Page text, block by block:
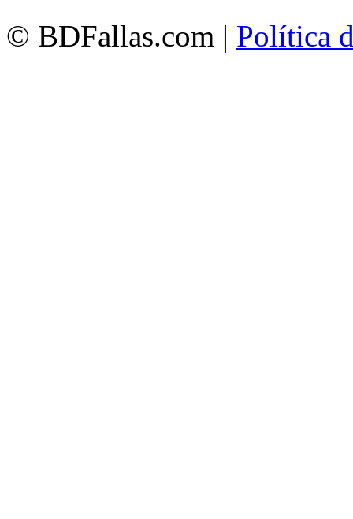
© BDFallas.com | Política